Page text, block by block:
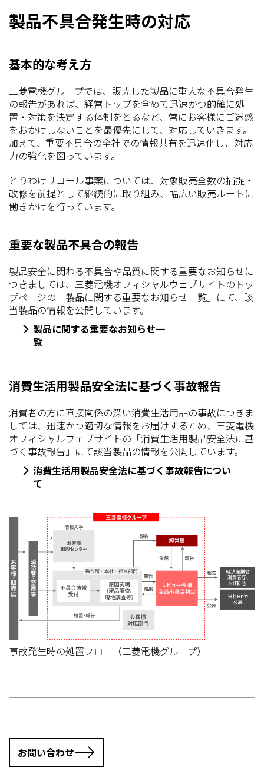
製品不具合発生時の対応
基本的な考え方
三菱電機グループでは、販売した製品に重大な不具合発生
の報告があれば、経営トップを含めて迅速かつ的確に処
置・対策を決定する体制をとるなど、常にお客様にご迷惑
をおかけしないことを最優先にして、対応していきます。
加えて、重要不具合の全社での情報共有を迅速化し、対応
力の強化を図っています。
とりわけリコール事案については、対象販売全数の捕捉・
改修を前提として継続的に取り組み、幅広い販売ルートに
働きかけを行っています。
重要な製品不具合の報告
製品安全に関わる不具合や品質に関する重要なお知らせに
つきましては、三菱電機オフィシャルウェブサイトのトッ
プページの「製品に関する重要なお知らせ一覧」にて、該
当製品の情報を公開しています。
製品に関する重要なお知らせ一
覧
消費生活用製品安全法に基づく事故報告
消費者の方に直接関係の深い消費生活用品の事故につきま
しては、迅速かつ適切な情報をお届けするため、三菱電機
オフィシャルウェブサイトの「消費生活用製品安全法に基
づく事故報告」にて該当製品の情報を公開しています。
消費生活用製品安全法に基づく事故報告につい
て
事故発生時の処置フロー（三菱電機グループ）
お問い合わせ